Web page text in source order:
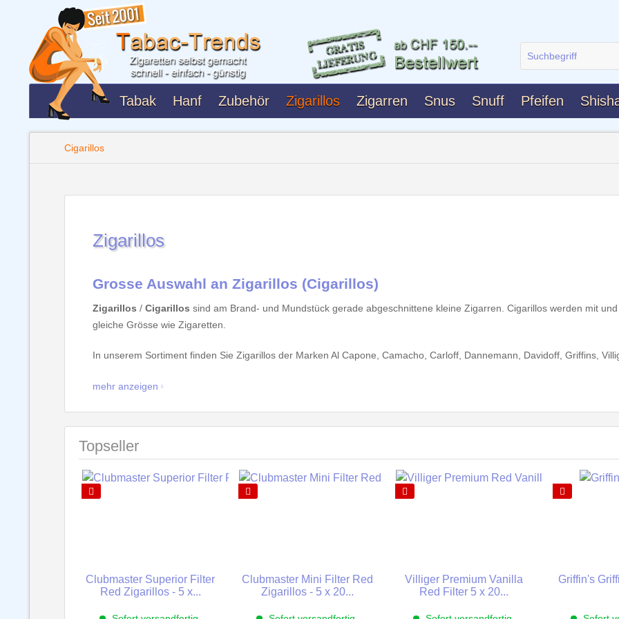
Tabak Hanf Zubehör Zigarillos Zigarren Snus Snuff Pfeifen
Cigarillos
Zigarillos
Grosse Auswahl an Zigarillos (Cigarillos)
Zigarillos / Cigarillos sind am Brand- und Mundstück gerade abgeschnittene kleine Zigarren. Cigarillos werden mit
gleiche Grösse wie Zigaretten.
In unserem Sortiment finden Sie Zigarillos der Marken Al Capone, Camacho, Carloff, Dannemann, Davidoff, Griffins,
Bei aromatisierten Zigarillos werden künstliche Aromen wie Vanille, Schokolade, Cognac, Kaffe, Irish Coffe oder Whisky
Al Capone Zigarillos
Camacho Zigarillos
Carloff Zigarillos
Bei Fragen oder für weitere Informationen zu den verschiedenen Zigarillos stehen wir Ihnen selbstverständlich gerne
mehr anzeigen
Topseller
Clubmaster Superior Filter
Red Zigarillos - 5 x...
Clubmaster Mini Filter Red
Zigarillos - 5 x 20...
Villiger Premium Vanilla
Red Filter 5 x 20...
Griffin's